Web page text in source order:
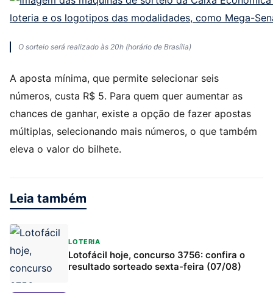
O sorteio será realizado às 20h (horário de Brasília)
A aposta mínima, que permite selecionar seis
números, custa R$ 5. Para quem quer aumentar as
chances de ganhar, existe a opção de fazer apostas
múltiplas, selecionando mais números, o que também
eleva o valor do bilhete.
Leia também
LOTERIA
Lotofácil hoje, concurso 3756: confira o
resultado sorteado sexta-feira (07/08)